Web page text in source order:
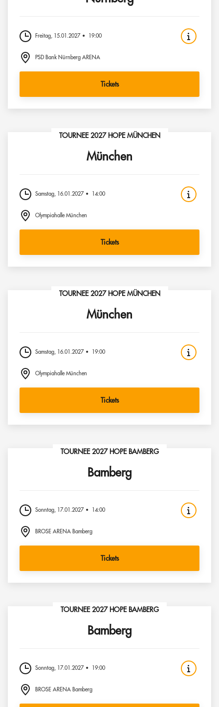
Freitag, 15.01.2027 19:00
PSD Bank Nürnberg ARENA
Tickets
TOURNEE 2027 HOPE MÜNCHEN
München
Samstag, 16.01.2027 14:00
Olympiahalle München
Tickets
TOURNEE 2027 HOPE MÜNCHEN
München
Samstag, 16.01.2027 19:00
Olympiahalle München
Tickets
TOURNEE 2027 HOPE BAMBERG
Bamberg
Sonntag, 17.01.2027 14:00
BROSE ARENA Bamberg
Tickets
TOURNEE 2027 HOPE BAMBERG
Bamberg
Sonntag, 17.01.2027 19:00
BROSE ARENA Bamberg